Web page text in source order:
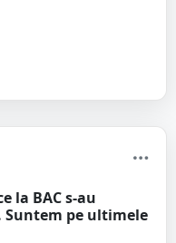
la BAC s-au
pe ultimele